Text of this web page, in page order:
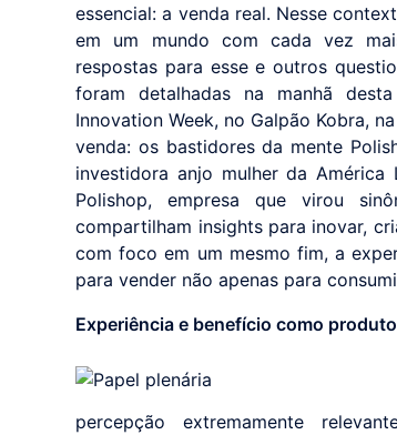
essencial: a venda real. Nesse
em um mundo com cada vez
respostas para esse e outros
foram detalhadas na manhã
Innovation Week, no Galpão Kobra,
venda: os bastidores da mente
investidora anjo mulher da
Polishop, empresa que virou
compartilham insights para inovar,
com foco em um mesmo fim, a
para vender não apenas para
Experiência e benefício como
percepção extremamente